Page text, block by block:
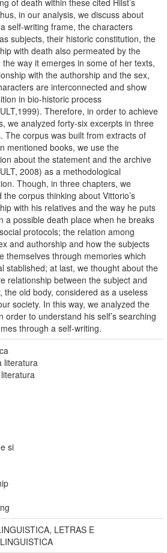
in our analysis, we discuss about
self-writing frame, the characters
subjects, their historic constitution, the
with death also permeated by the
the way it emerges in some of her texts,
with the authorship and the sex,
are interconnected and show
in bio-historic process
Therefore, in order to achieve
we analyzed forty-six excerpts in three
The corpus was built from extracts of
mentioned books, we use the
about the statement and the archive
2008) as a methodological
Though, in three chapters, we
the corpus thinking about Vittorio’s
with his relatives and the way he puts
a possible death place when he breaks
protocols; the relation among
and authorship and how the subjects
themselves through memories which
stablished; at last, we thought about the
relationship between the subject and
the old body, considered as a useless
society. In this way, we analyzed the
order to understand his self’s searching
through a self-writing.
literatura
si
LETRAS E